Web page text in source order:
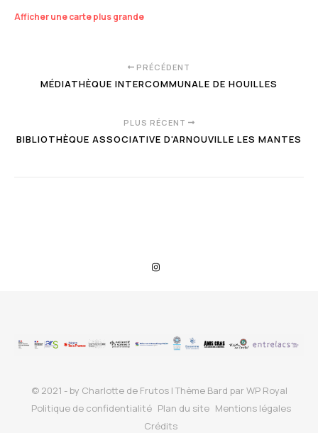
Afficher une carte plus grande
PRÉCÉDENT
MÉDIATHÈQUE INTERCOMMUNALE DE HOUILLES
PLUS RÉCENT
BIBLIOTHÈQUE ASSOCIATIVE D'ARNOUVILLE LES MANTES
© 2021 - by Charlotte de Frutos |Thème Bard parWP Royal
Politique de confidentialité Plan du site Mentions légales
Crédits